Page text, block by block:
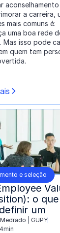
a carreira,
mais comuns é:
uma boa rede
Mas isso pode
quem tem
e seleção
o
um
| GUPY